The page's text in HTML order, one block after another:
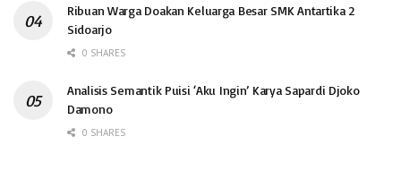
Ribuan Warga Doakan Keluarga Besar SMK Antartika 2
Sidoarjo
0 SHARES
Analisis Semantik Puisi ‘Aku Ingin’ Karya Sapardi Djoko
Damono
0 SHARES